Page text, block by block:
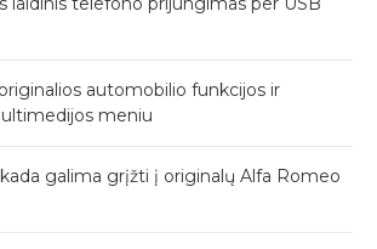
automobilio funkcijos ir
meniu
galima grįžti į originalų Alfa Romeo